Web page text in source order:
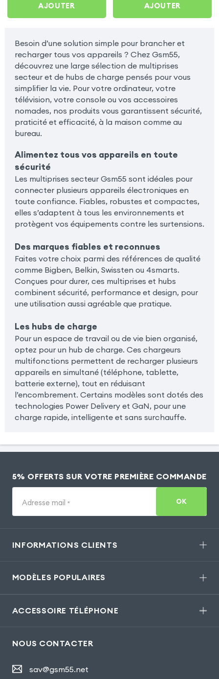
AJOUTER AJOUTER
Besoin d’une solution simple pour brancher et
recharger tous vos appareils ? Chez Gsm55,
découvrez une large sélection de multiprises
secteur et de hubs de charge pensés pour vous
simplifier la vie. Pour votre ordinateur, votre
télévision, votre console ou vos accessoires
nomades, nos produits vous garantissent sécurité,
praticité et efficacité, à la maison comme au
bureau.
Alimentez tous vos appareils en toute
sécurité
Les multiprises secteur Gsm55 sont idéales pour
connecter plusieurs appareils électroniques en
toute confiance. Fiables, robustes et compactes,
elles s’adaptent à tous les environnements et
protègent vos équipements contre les surtensions.
Des marques fiables et reconnues
Faites votre choix parmi des références de qualité
comme Bigben, Belkin, Swissten ou 4smarts.
Conçues pour durer, ces multiprises et hubs
combinent sécurité, performance et design, pour
une utilisation aussi agréable que pratique.
Les hubs de charge
Pour un espace de travail ou de vie bien organisé,
optez pour un hub de charge. Ces chargeurs
multifonctions permettent de recharger plusieurs
appareils en simultané (téléphone, tablette,
batterie externe), tout en réduisant
l’encombrement. Certains modèles sont dotés des
technologies Power Delivery et GaN, pour une
charge rapide, intelligente et sans surchauffe.
5% OFFERTS SUR VOTRE PREMIÈRE COMMANDE
Adresse mail * OK
INFORMATIONS CLIENTS
MODÈLES POPULAIRES
ACCESSOIRE TÉLÉPHONE
NOUS CONTACTER
sav@gsm55.net